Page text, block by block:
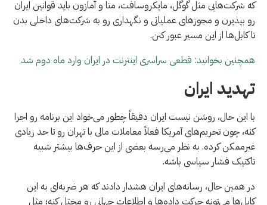
که شرکت‌هایی مثل گوگل، مایکروسافت، متا و آمازون باید قوانین ایران
رو بپذیرن و مجوزهای عملیاتی و نگهداری رو به شرکت‌های داخلی بدن
تا کابل‌ها از این مسیر عبور کنن.
همچنین بخوانید: قطعی سراسری اینترنت در ایران وارد ماه دوم شد
تهدید ایران
با این حال، روشن نیست ایران دقیقاً چطور می‌خواد این برنامه رو اجرا
کنه، چون تحریم‌های آمریکا فعلاً معاملات مالی با تهران رو تا حد زیادی
غیرممکن کرده. به نظر می‌رسه بعضی از این حرف‌ها بیشتر شبیه
تاکتیک فشار سیاسی باشه.
در همین حال، رسانه‌های ایران هشدار دادند که هر ضربه‌ای به این
کابل‌ها می‌تونه حرکت داده‌ها و اطلاعات جهانی رو مختل کنه؛ مثل